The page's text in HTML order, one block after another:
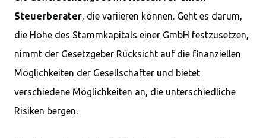
Steuerberater, die variieren können. Geht es darum,
die Höhe des Stammkapitals einer GmbH festzusetzen,
nimmt der Gesetzgeber Rücksicht auf die finanziellen
Möglichkeiten der Gesellschafter und bietet
verschiedene Möglichkeiten an, die unterschiedliche
Risiken bergen.